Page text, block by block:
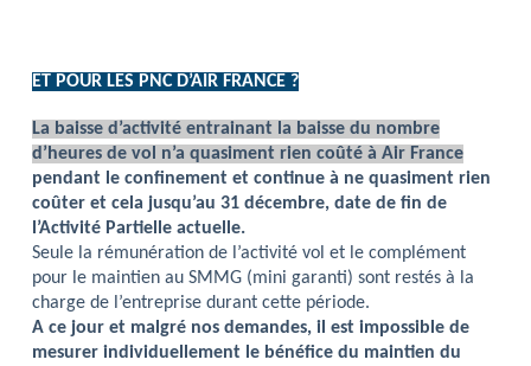
ET POUR LES PNC D’AIR FRANCE ?
La baisse d’activité entrainant la baisse du nombre
d’heures de vol n’a quasiment rien coûté à Air France
pendant le confinement et continue à ne quasiment rien
coûter et cela jusqu’au 31 décembre, date de fin de
l’Activité Partielle actuelle.
Seule la rémunération de l’activité vol et le complément
pour le maintien au SMMG (mini garanti) sont restés à la
charge de l’entreprise durant cette période.
A ce jour et malgré nos demandes, il est impossible de
mesurer individuellement le bénéfice du maintien du